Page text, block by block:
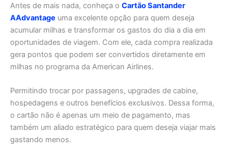
Antes de mais nada, conheça o Cartão Santander
AAdvantage uma excelente opção para quem deseja
acumular milhas e transformar os gastos do dia a dia em
oportunidades de viagem. Com ele, cada compra realizada
gera pontos que podem ser convertidos diretamente em
milhas no programa da American Airlines.
Permitindo trocar por passagens, upgrades de cabine,
hospedagens e outros benefícios exclusivos. Dessa forma,
o cartão não é apenas um meio de pagamento, mas
também um aliado estratégico para quem deseja viajar mais
gastando menos.